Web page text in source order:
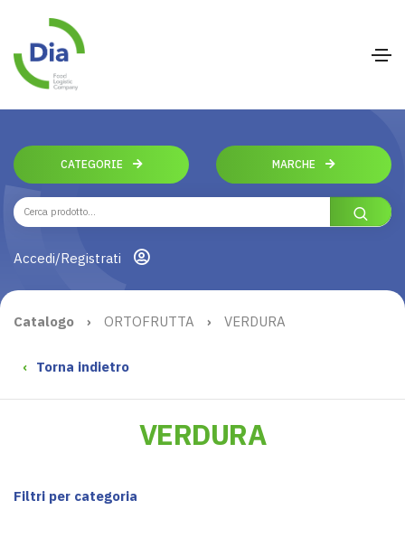
CATEGORIE MARCHE
Accedi/Registrati
Catalogo › ORTOFRUTTA › VERDURA
‹ Torna indietro
VERDURA
Filtri per categoria